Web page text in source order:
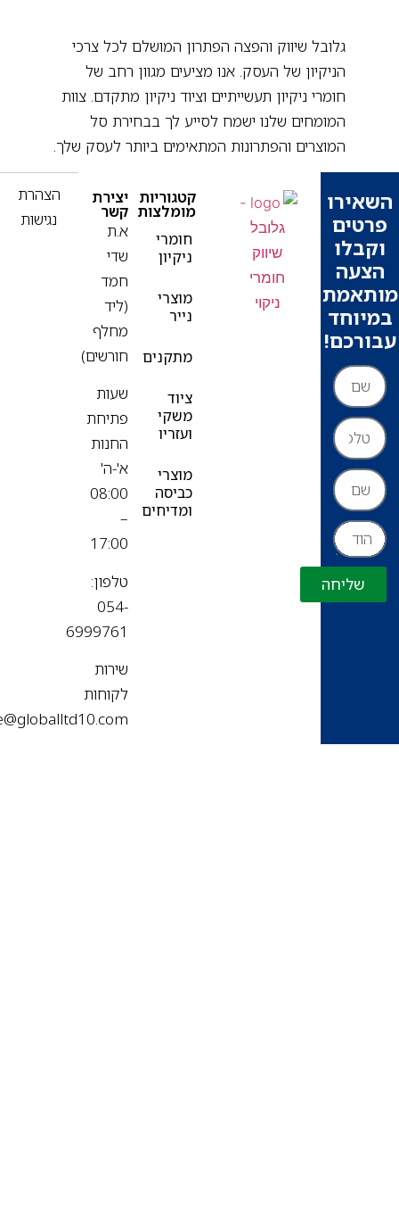
גלובל שיווק והפצה הפתרון המושלם לכל צרכי
הניקיון של העסק. אנו מציעים מגוון רחב של
חומרי ניקיון תעשייתיים וציוד ניקיון מתקדם. צוות
המומחים שלנו ישמח לסייע לך בבחירת סל
המוצרים והפתרונות המתאימים ביותר לעסק שלך.
שליחה
קטגוריות
מומלצות
חומרי
מוצרי
מתקנים
משקי
מוצרי
כביסה
ומדיחים
יצירת
קשר
א.ת
שדי
(ליד
מחלף
חורשים)
פתיחת
החנות
א'-ה'
08:00
–
17:00
טלפון:
6999761
לקוחות
office@globalltd10.com
הצהרת
נגישות